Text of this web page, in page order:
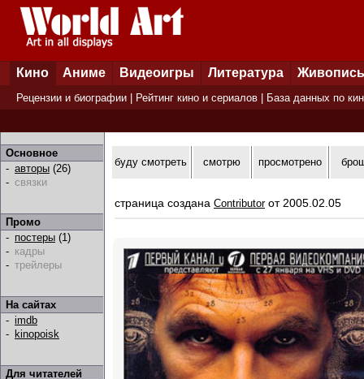
Кино Аниме Видеоигры Литература Живопись
Рецензии и биографии Рейтинг кино и сериалов База данных по
Основное
- авторы (26)
- связки
Промо
- постеры (1)
- кадры
- трейлеры
На сайтах
- imdb
- kinopoisk
Для читателей
буду смотреть смотрю просмотрено
страница создана Contributorот 2005.02.05